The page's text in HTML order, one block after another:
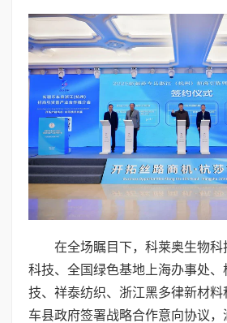
在全场瞩目下，科莱奥生物
科技、全国绿色基地上海办事处
技、祥泰纺织、浙江黑多律新材
车县政府签署战略合作意向协议